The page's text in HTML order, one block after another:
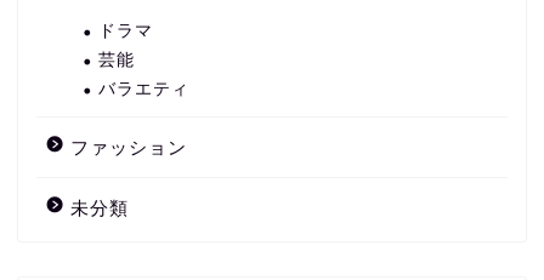
ドラマ
芸能
バラエティ
ファッション
未分類